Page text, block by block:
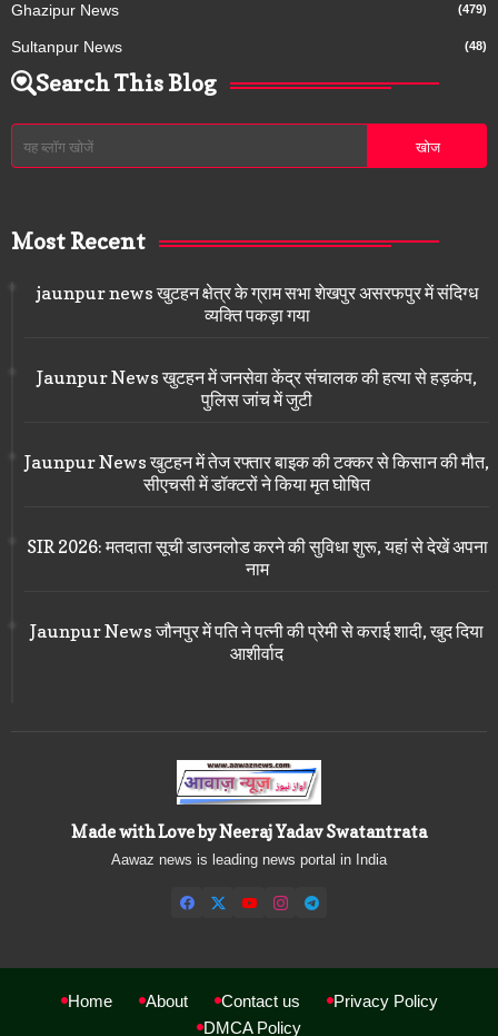
Ghazipur News (479)
Sultanpur News (48)
Search This Blog
Most Recent
jaunpur news खुटहन क्षेत्र के ग्राम सभा शेखपुर असरफपुर में संदिग्ध
व्यक्ति पकड़ा गया
Jaunpur News खुटहन में जनसेवा केंद्र संचालक की हत्या से हड़कंप,
पुलिस जांच में जुटी
Jaunpur News खुटहन में तेज रफ्तार बाइक की टक्कर से किसान की मौत,
सीएचसी में डॉक्टरों ने किया मृत घोषित
SIR 2026: मतदाता सूची डाउनलोड करने की सुविधा शुरू, यहां से देखें अपना
नाम
Jaunpur News जौनपुर में पति ने पत्नी की प्रेमी से कराई शादी, खुद दिया
आशीर्वाद
Made with Love by Neeraj Yadav Swatantrata
Aawaz news is leading news portal in India
Home About Contact us
Privacy Policy
DMCA Policy